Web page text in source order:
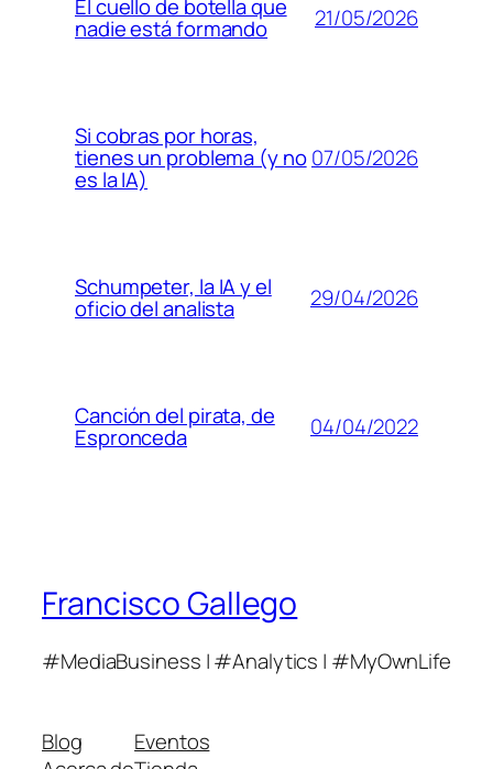
El cuello de botella que
nadie está formando 21/05/2026
Si cobras por horas,
tienes un problema (y no
es la IA)
07/05/2026
Schumpeter, la IA y el
oficio del analista 29/04/2026
Canción del pirata, de
Espronceda 04/04/2022
Francisco Gallego
#MediaBusiness | #Analytics | #MyOwnLife
Blog
Eventos